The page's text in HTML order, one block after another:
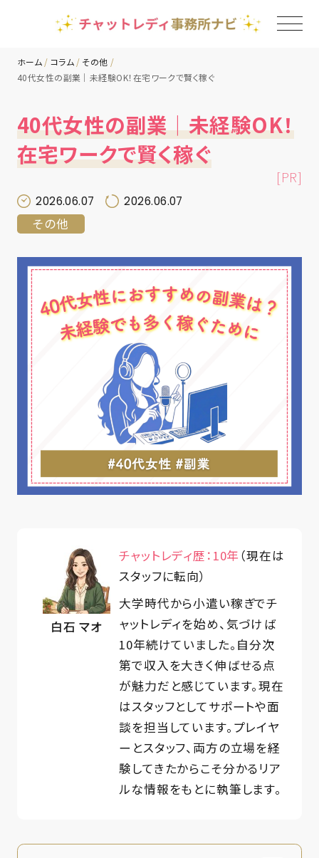
チャットレディ事務所一覧
コラム
ホーム コラム
その他
40代女性の副業｜未経験OK！在宅ワークで賢く稼ぐ
40代女性の副業｜未経験OK！
在宅ワークで賢く稼ぐ
[PR]
2026.06.07 2026.06.07
その他
白石 マオ
チャットレディ歴：10年 （現在は
スタッフに転向）
大学時代から小遣い稼ぎでチ
ャットレディを始め、気づけば
10年続けていました。自分次
第で収入を大きく伸ばせる点
が魅力だと感じています。現在
はスタッフとしてサポートや面
談を担当しています。プレイヤ
ーとスタッフ、両方の立場を経
験してきたからこそ分かるリア
ルな情報をもとに執筆します。